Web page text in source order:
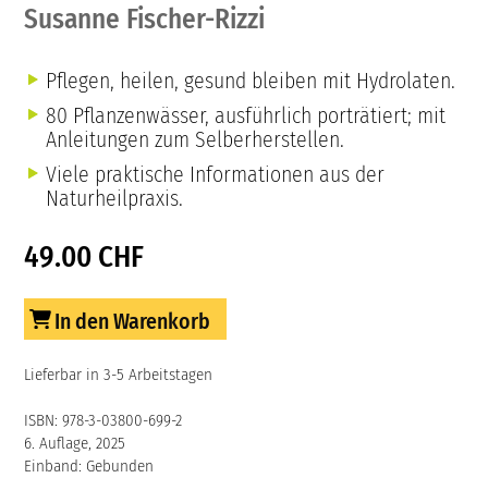
Susanne Fischer-Rizzi
Pflegen, heilen, gesund bleiben mit Hydrolaten.
80 Pflanzenwässer, ausführlich porträtiert; mit
Anleitungen zum Selberherstellen.
Viele praktische Informationen aus der
Naturheilpraxis.
49.00 CHF
In den Warenkorb
Lieferbar in 3-5 Arbeitstagen
ISBN: 978-3-03800-699-2
6. Auflage, 2025
Einband: Gebunden